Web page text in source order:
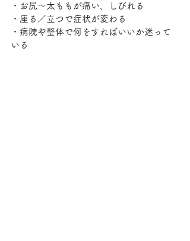
・お尻〜太ももが痛い、しびれる
・座る／立つで症状が変わる
・病院や整体で何をすればいいか迷って
いる